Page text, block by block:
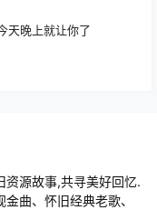
天晚上就让你了
源故事,共寻美好回忆.
曲、怀旧经典老歌、